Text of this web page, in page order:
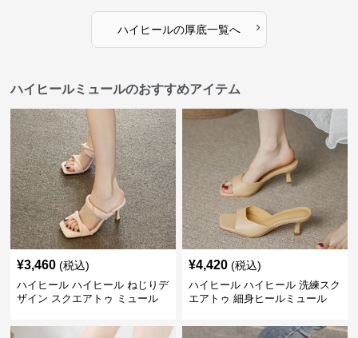
ハイヒールの厚底一覧へ ›
ハイヒールミュールのおすすめアイテム
¥3,460 (税込)
ハイヒール ハイヒール ねじりデ
ザイン スクエアトゥ ミュール
¥4,420 (税込)
ハイヒール ハイヒール 洗練スク
エアトゥ 細身ヒールミュール